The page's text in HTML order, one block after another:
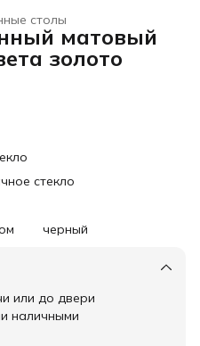
столы
матовый
золото
стекло
черный
или до двери
наличными